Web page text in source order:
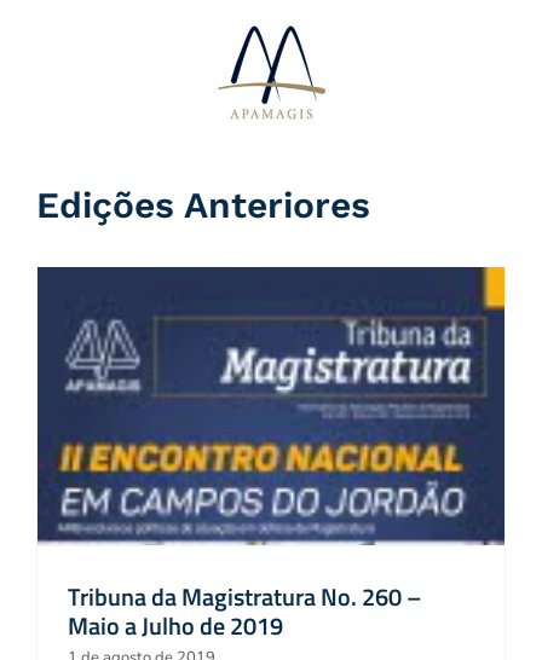
Edições Anteriores
Tribuna da Magistratura No. 260 –
Maio a Julho de 2019